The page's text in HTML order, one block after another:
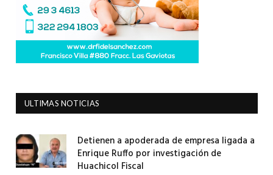
ULTIMAS NOTICIAS
Detienen a apoderada de empresa ligada a
Enrique Ruffo por investigación de
Huachicol Fiscal